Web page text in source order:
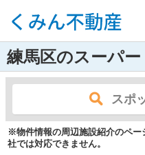
練馬区のスーパー
スポ
※物件情報の周辺施設紹介のペー
社では対応できません。